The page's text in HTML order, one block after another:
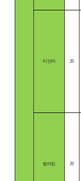
미안마 20
썸머킹 20